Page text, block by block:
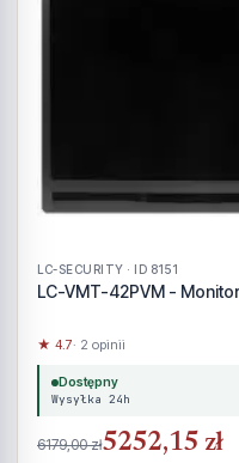
LC-SECURITY · ID 8151
LC-VMT-42PVM -
★ 4.7· 2 opinii
Dostępny
Wysyłka 24h
6179,00 zł5252,15 zł